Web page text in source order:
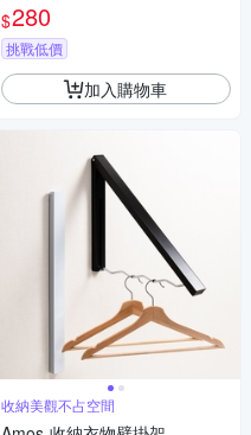
膠 / 組SD10P6-R
$280
挑戰低價
加入購物車
收納美觀不占空間